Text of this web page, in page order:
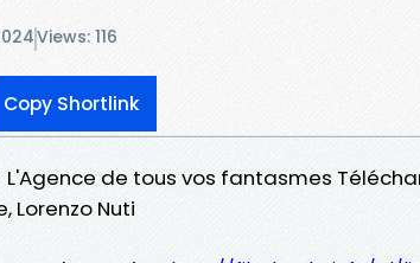
Views: 116
Copy Shortlink
L'Agence de tous vos fantasmes
Lorenzo Nuti